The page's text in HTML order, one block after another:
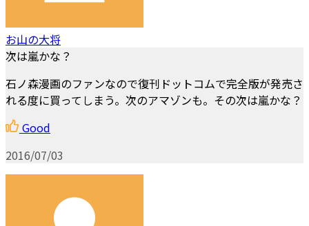
お山の大将
次は嵐かな？
石ノ森漫画のファンなので復刊ドットコムで完全版が発売さ
れる度に買ってしまう。次のアマゾンも。その次は嵐かな？
Good
2016/07/03